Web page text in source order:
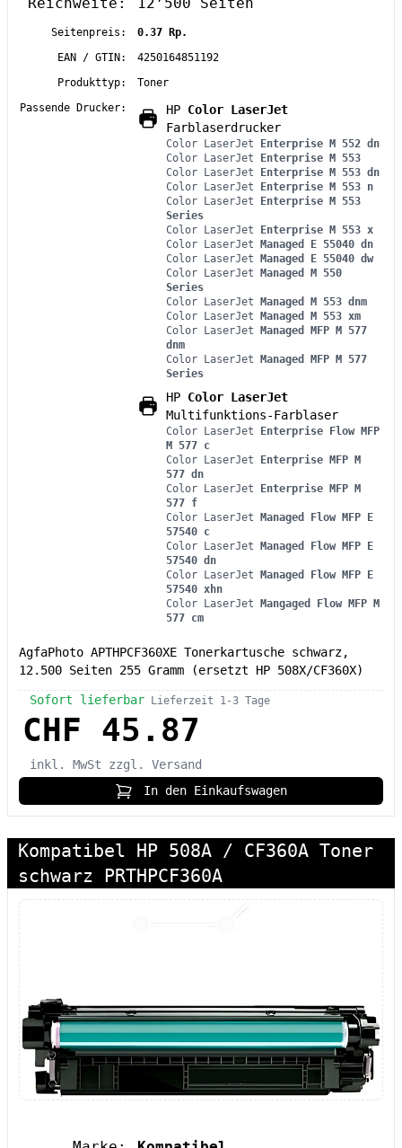
Seitenpreis:
0.37 Rp.
EAN / GTIN:
4250164851192
Produkttyp:
Toner
Passende Drucker:
HP Color LaserJet
Farblaserdrucker
Color LaserJet Enterprise M 552 dn
Color LaserJet Enterprise M 553
Color LaserJet Enterprise M 553 dn
Color LaserJet Enterprise M 553 n
Color LaserJet Enterprise M 553
Series
Color LaserJet Enterprise M 553 x
Color LaserJet Managed E 55040 dn
Color LaserJet Managed E 55040 dw
Color LaserJet Managed M 550
Series
Color LaserJet Managed M 553 dnm
Color LaserJet Managed M 553 xm
Color LaserJet Managed MFP M 577
dnm
Color LaserJet Managed MFP M 577
Series
HP Color LaserJet
Multifunktions-Farblaser
Color LaserJet Enterprise Flow MFP
M 577 c
Color LaserJet Enterprise MFP M
577 dn
Color LaserJet Enterprise MFP M
577 f
Color LaserJet Managed Flow MFP E
57540 c
Color LaserJet Managed Flow MFP E
57540 dn
Color LaserJet Managed Flow MFP E
57540 xhn
Color LaserJet Mangaged Flow MFP M
577 cm
AgfaPhoto APTHPCF360XE Tonerkartusche schwarz,
12.500 Seiten 255 Gramm (ersetzt HP 508X/CF360X)
Sofort lieferbar Lieferzeit 1-3 Tage
CHF 45.87
inkl. MwSt
zzgl. Versand
In den Einkaufswagen
Kompatibel HP 508A / CF360A Toner
schwarz PRTHPCF360A